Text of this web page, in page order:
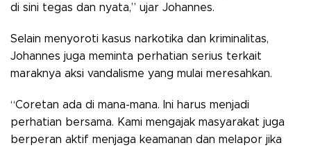
di sini tegas dan nyata,” ujar Johannes.
Selain menyoroti kasus narkotika dan kriminalitas,
Johannes juga meminta perhatian serius terkait
maraknya aksi vandalisme yang mulai meresahkan.
“Coretan ada di mana-mana. Ini harus menjadi
perhatian bersama. Kami mengajak masyarakat juga
berperan aktif menjaga keamanan dan melapor jika